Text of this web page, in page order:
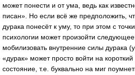
может понести и от ума, ведь как
писан». Но если всё же предположить,
дурака понесёт к уму, то при этом с
психологии может произойти
мобилизовать внутренние силы дурака
«дурак» может просто войти на
состояние, т.е. буквально на миг